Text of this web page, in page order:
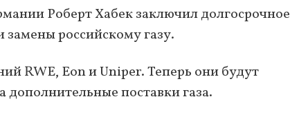
Роберт Хабек заключил долгосрочное
замены российскому газу.
RWE, Eon и Uniper. Теперь они будут
дополнительные поставки газа.